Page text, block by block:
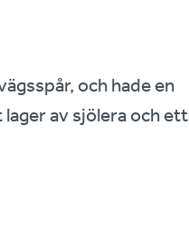
och hade en
av sjölera och ett